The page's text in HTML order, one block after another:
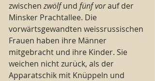
zwischen zwölf und fünf vor auf der
Minsker Prachtallee. Die
vorwärtsgewandten weissrussischen
Frauen haben ihre Männer
mitgebracht und ihre Kinder. Sie
weichen nicht zurück, als der
Apparatschik mit Knüppeln und